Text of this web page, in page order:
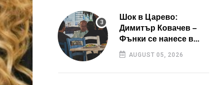
Шок в Царево:
Димитър Ковачев –
Фънки се нанесе в...
AUGUST 05, 2026